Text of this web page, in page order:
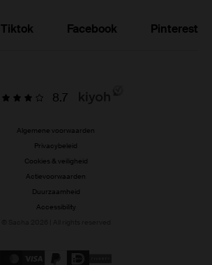
Tiktok Facebook Pinterest
8.7
Algemene voorwaarden
Privacybeleid
Cookies & veiligheid
Actievoorwaarden
Duurzaamheid
Accessibility